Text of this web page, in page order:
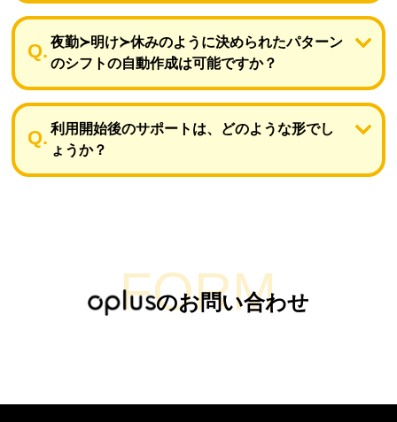
夜勤≻明け≻休みのように決められたパターン
のシフトの自動作成は可能ですか？
利用開始後のサポートは、どのような形でし
ょうか？
FORM
のお問い合わせ